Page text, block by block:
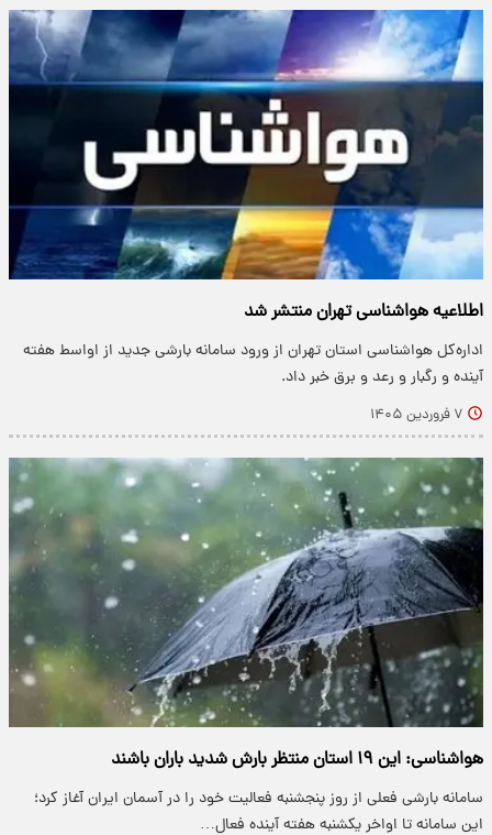
اطلاعیه هواشناسی تهران منتشر شد
اداره‌کل هواشناسی استان تهران از ورود سامانه بارشی جدید از اواسط هفته
آینده و رگبار و رعد و برق خبر داد.
۷ فروردین ۱۴۰۵
هواشناسی: این ۱۹ استان‌ منتظر بارش شدید باران باشند
سامانه بارشی فعلی از روز پنجشنبه فعالیت خود را در آسمان ایران آغاز کرد؛
این سامانه تا اواخر یکشنبه هفته آینده فعال…